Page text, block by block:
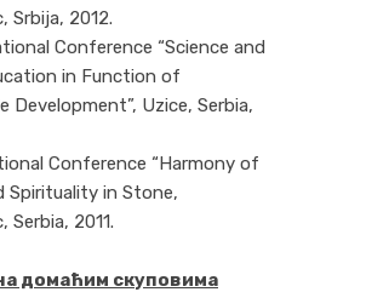
Srbija, 2012.
Conference “Science and
in Function of
Development”, Uzice, Serbia,
Conference “Harmony of
Spirituality in Stone,
Serbia, 2011.
домаћим скуповима